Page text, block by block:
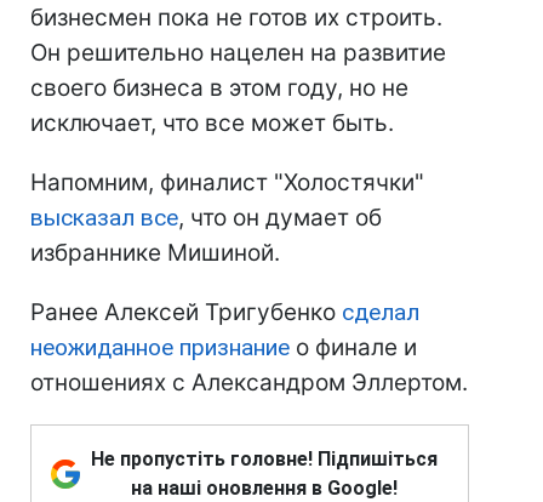
бизнесмен пока не готов их строить.
Он решительно нацелен на развитие
своего бизнеса в этом году, но не
исключает, что все может быть.
Напомним, финалист "Холостячки"
высказал все, что он думает об
избраннике Мишиной.
Ранее Алексей Тригубенко сделал
неожиданное признание о финале и
отношениях с Александром Эллертом.
Не пропустіть головне! Підпишіться
на наші оновлення в Google!